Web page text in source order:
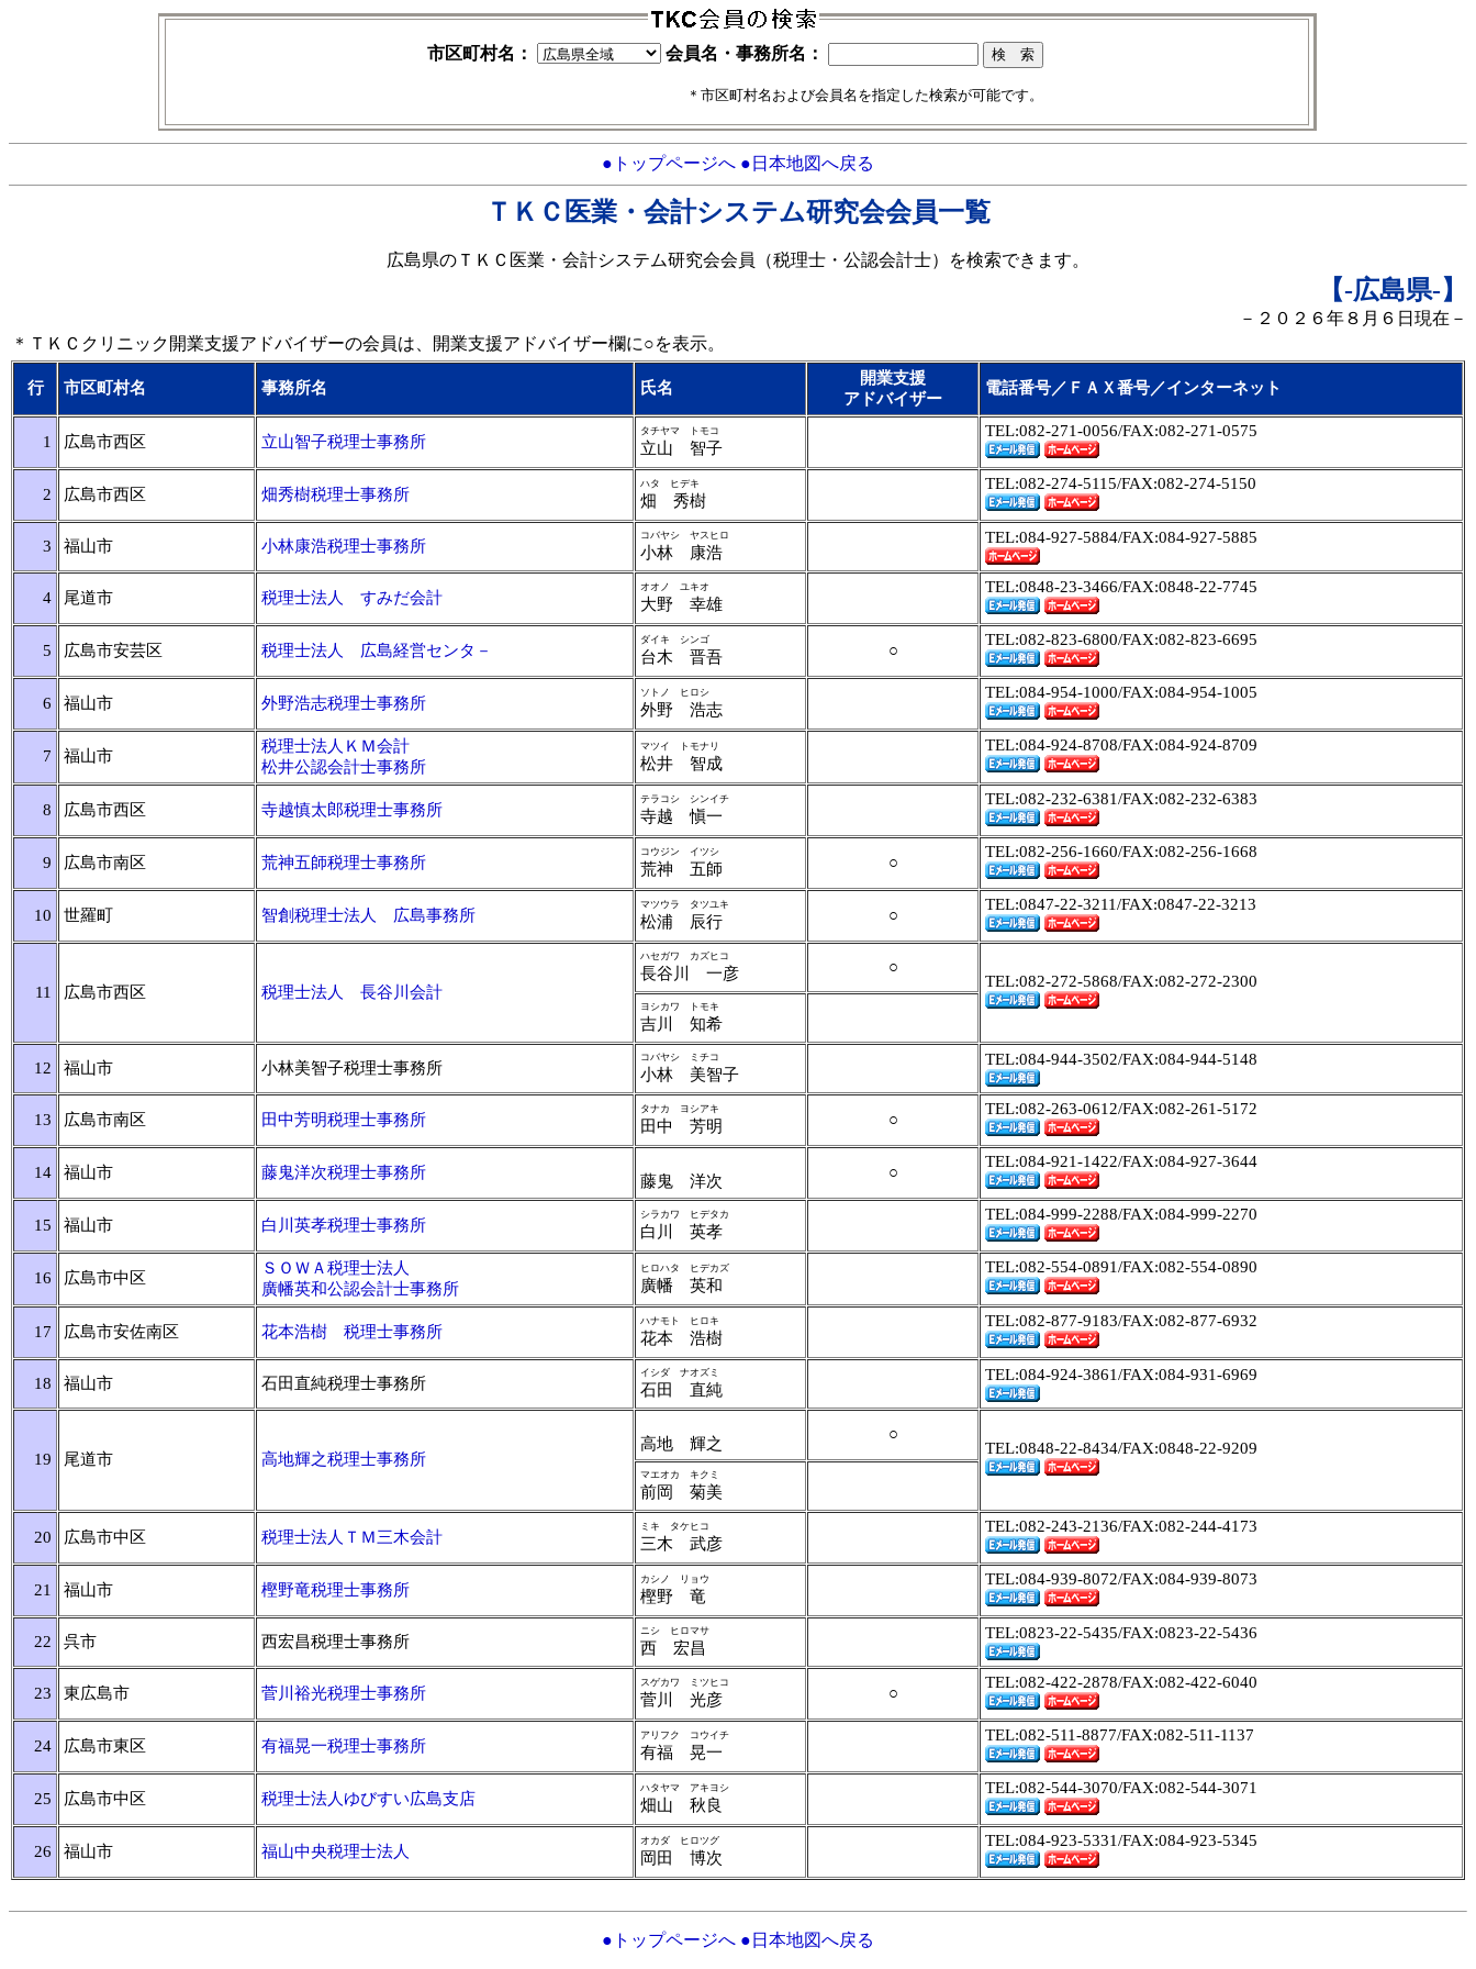
市区町村名： 会員名・事務所名：
＊市区町村名および会員名を指定した検索が可能です。
●トップページへ ●日本地図へ戻る
ＴＫＣ医業・会計システム研究会会員一覧
広島県のＴＫＣ医業・会計システム研究会会員（税理士・公認会計士）を検索できます。
【-広島県-】
－２０２６年８月６日現在－
＊ＴＫＣクリニック開業支援アドバイザーの会員は、開業支援アドバイザー欄に○を表示。
行 市区町村名 事務所名 氏名
開業支援
アドバイザー
電話番号／ＦＡＸ番号／インターネット
1 広島市西区 立山智子税理士事務所
タチヤマ トモコ
立山 智子
TEL:082-271-0056/FAX:082-271-0575
2 広島市西区 畑秀樹税理士事務所
ハタ ヒデキ
畑 秀樹
TEL:082-274-5115/FAX:082-274-5150
3 福山市 小林康浩税理士事務所
コバヤシ ヤスヒロ
小林 康浩
TEL:084-927-5884/FAX:084-927-5885
4 尾道市 税理士法人 すみだ会計
オオノ ユキオ
大野 幸雄
TEL:0848-23-3466/FAX:0848-22-7745
5 広島市安芸区 税理士法人 広島経営センタ－
ダイキ シンゴ
台木 晋吾 ○
TEL:082-823-6800/FAX:082-823-6695
6 福山市 外野浩志税理士事務所
ソトノ ヒロシ
外野 浩志
TEL:084-954-1000/FAX:084-954-1005
7 福山市
税理士法人ＫＭ会計
松井公認会計士事務所
マツイ トモナリ
松井 智成
TEL:084-924-8708/FAX:084-924-8709
8 広島市西区 寺越慎太郎税理士事務所
テラコシ シンイチ
寺越 愼一
TEL:082-232-6381/FAX:082-232-6383
9 広島市南区 荒神五師税理士事務所
コウジン イツシ
荒神 五師 ○
TEL:082-256-1660/FAX:082-256-1668
10 世羅町 智創税理士法人 広島事務所
マツウラ タツユキ
松浦 辰行 ○
TEL:0847-22-3211/FAX:0847-22-3213
11 広島市西区 税理士法人 長谷川会計
ハセガワ カズヒコ
長谷川 一彦
○
TEL:082-272-5868/FAX:082-272-2300
ヨシカワ トモキ
吉川 知希
12 福山市 小林美智子税理士事務所
コバヤシ ミチコ
小林 美智子
TEL:084-944-3502/FAX:084-944-5148
13 広島市南区 田中芳明税理士事務所
タナカ ヨシアキ
田中 芳明 ○
TEL:082-263-0612/FAX:082-261-5172
14 福山市 藤鬼洋次税理士事務所 藤鬼 洋次 ○
TEL:084-921-1422/FAX:084-927-3644
15 福山市 白川英孝税理士事務所
シラカワ ヒデタカ
白川 英孝
TEL:084-999-2288/FAX:084-999-2270
16 広島市中区
ＳＯＷＡ税理士法人
廣幡英和公認会計士事務所
ヒロハタ ヒデカズ
廣幡 英和
TEL:082-554-0891/FAX:082-554-0890
17 広島市安佐南区 花本浩樹 税理士事務所
ハナモト ヒロキ
花本 浩樹
TEL:082-877-9183/FAX:082-877-6932
18 福山市 石田直純税理士事務所
イシダ ナオズミ
石田 直純
TEL:084-924-3861/FAX:084-931-6969
19 尾道市 高地輝之税理士事務所
高地 輝之
○
TEL:0848-22-8434/FAX:0848-22-9209
マエオカ キクミ
前岡 菊美
20 広島市中区 税理士法人ＴＭ三木会計
ミキ タケヒコ
三木 武彦
TEL:082-243-2136/FAX:082-244-4173
21 福山市 樫野竜税理士事務所
カシノ リョウ
樫野 竜
TEL:084-939-8072/FAX:084-939-8073
22 呉市 西宏昌税理士事務所
ニシ ヒロマサ
西 宏昌
TEL:0823-22-5435/FAX:0823-22-5436
23 東広島市 菅川裕光税理士事務所
スゲカワ ミツヒコ
菅川 光彦 ○
TEL:082-422-2878/FAX:082-422-6040
24 広島市東区 有福晃一税理士事務所
アリフク コウイチ
有福 晃一
TEL:082-511-8877/FAX:082-511-1137
25 広島市中区 税理士法人ゆびすい広島支店
ハタヤマ アキヨシ
畑山 秋良
TEL:082-544-3070/FAX:082-544-3071
26 福山市 福山中央税理士法人
オカダ ヒロツグ
岡田 博次
TEL:084-923-5331/FAX:084-923-5345
●トップページへ ●日本地図へ戻る